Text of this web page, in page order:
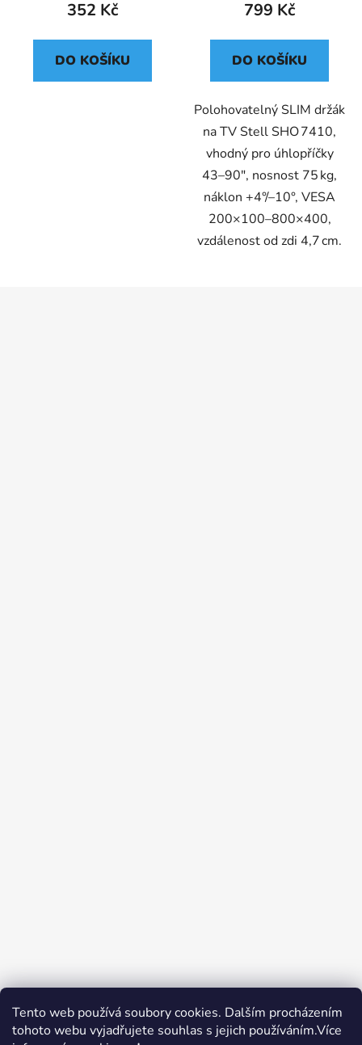
Tento web používá soubory cookies. Dalším procházením
tohoto webu vyjadřujete souhlas s jejich používáním.Více
352 Kč
DO KOŠÍKU
799 Kč
DO KOŠÍKU
Polohovatelný SLIM držák
na TV Stell SHO 7410,
vhodný pro úhlopříčky
43–90″, nosnost 75 kg,
náklon +4°/–10°, VESA
200×100–800×400,
vzdálenost od zdi 4,7 cm.